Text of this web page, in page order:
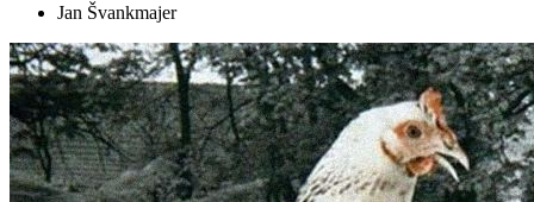
Jan Švankmajer